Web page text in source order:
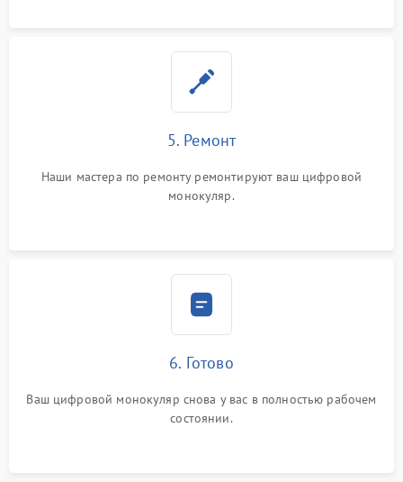
5. Ремонт
Наши мастера по ремонту ремонтируют ваш цифровой
монокуляр.
6. Готово
Ваш цифровой монокуляр снова у вас в полностью рабочем
состоянии.